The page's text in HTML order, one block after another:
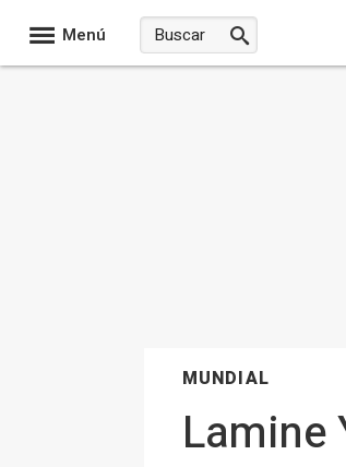
Menú
MUNDIAL
Lamine